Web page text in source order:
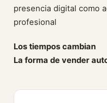
presencia digital como
profesional
Los tiempos cambian
La forma de vender